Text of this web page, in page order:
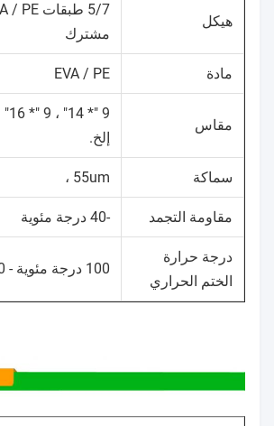
هيكل
مشترك
مادة EVA / PE
مقاس
إلخ.
سماكة 55um ،
مقاومة التجمد -40 درجة مئوية
درجة حرارة
الختم الحراري
100 درجة مئوية - 160 درجة مئوية